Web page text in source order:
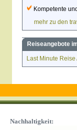
Kompetente
mehr zu den
Reiseangebote
Last Minute
Nachhaltigkeit: